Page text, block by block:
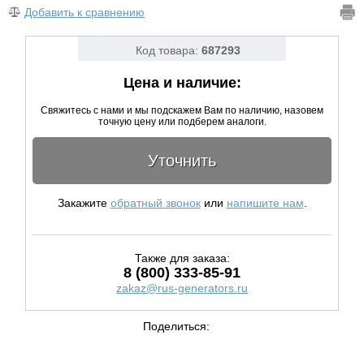
Добавить к сравнению
Код товара: 687293
Цена и наличие:
Свяжитесь с нами и мы подскажем Вам по наличию, назовем
точную цену или подберем аналоги.
Уточнить
Закажите обратный звонокили напишите нам.
Также для заказа:
8 (800) 333-85-91
zakaz@rus-generators.ru
Поделиться: